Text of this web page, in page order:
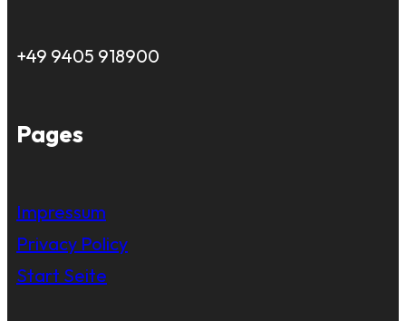
+49 9405 918900
Pages
Impressum
Privacy Policy
Start Seite